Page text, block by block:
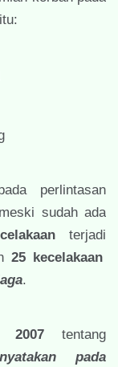
perlintasan
sudah ada
terjadi
25 kecelakaan
.
2007 tentang
pada